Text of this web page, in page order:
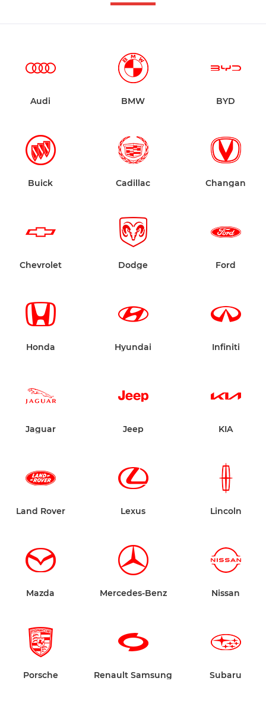
Audi BMW BYD
Buick Cadillac Changan
Chevrolet Dodge Ford
Honda Hyundai Infiniti
Jaguar Jeep KIA
Land Rover Lexus Lincoln
Mazda Mercedes-Benz Nissan
Porsche Renault Samsung Subaru